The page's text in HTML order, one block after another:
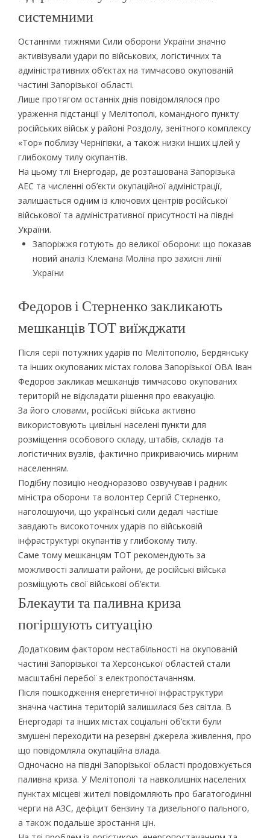
системними
Останніми тижнями Сили оборони України значно
активізували удари по військових, логістичних та
адміністративних об’єктах на тимчасово окупованій
частині Запорізької області.
Лише протягом останніх днів повідомлялося про
ураження підстанції у Мелітополі, командного пункту
російських військ у районі Роздолу, зенітного комплексу
«Тор» поблизу Чернігівки, а також низки інших цілей у
глибокому тилу окупантів.
На цьому тлі Енергодар, де розташована Запорізька
АЕС та численні об’єкти окупаційної адміністрації,
залишається одним із ключових центрів російської
військової та адміністративної присутності на півдні
України.
Запоріжжя готують до великої оборони: що показав
новий аналіз Клемана Моліна про захисні лінії
України
Федоров і Стерненко закликають
мешканців ТОТ виїжджати
Після серії потужних ударів по Мелітополю, Бердянську
та інших окупованих містах голова Запорізької ОВА Іван
Федоров закликав мешканців тимчасово окупованих
територій не відкладати рішення про евакуацію.
За його словами, російські війська активно
використовують цивільні населені пункти для
розміщення особового складу, штабів, складів та
логістичних вузлів, фактично прикриваючись мирним
населенням.
Подібну позицію неодноразово озвучував і радник
міністра оборони та волонтер Сергій Стерненко,
наголошуючи, що українські сили дедалі частіше
завдають високоточних ударів по військовій
інфраструктурі окупантів у глибокому тилу.
Саме тому мешканцям ТОТ рекомендують за
можливості залишати райони, де російські війська
розміщують свої військові об’єкти.
Блекаути та паливна криза
погіршують ситуацію
Додатковим фактором нестабільності на окупованій
частині Запорізької та Херсонської областей стали
масштабні перебої з електропостачанням.
Після пошкодження енергетичної інфраструктури
значна частина територій залишилася без світла. В
Енергодарі та інших містах соціальні об’єкти були
змушені переходити на резервні джерела живлення, про
що повідомляла окупаційна влада.
Одночасно на півдні Запорізької області продовжується
паливна криза. У Мелітополі та навколишніх населених
пунктах місцеві жителі повідомляють про багатогодинні
черги на АЗС, дефіцит бензину та дизельного пального,
а також подальше зростання цін.